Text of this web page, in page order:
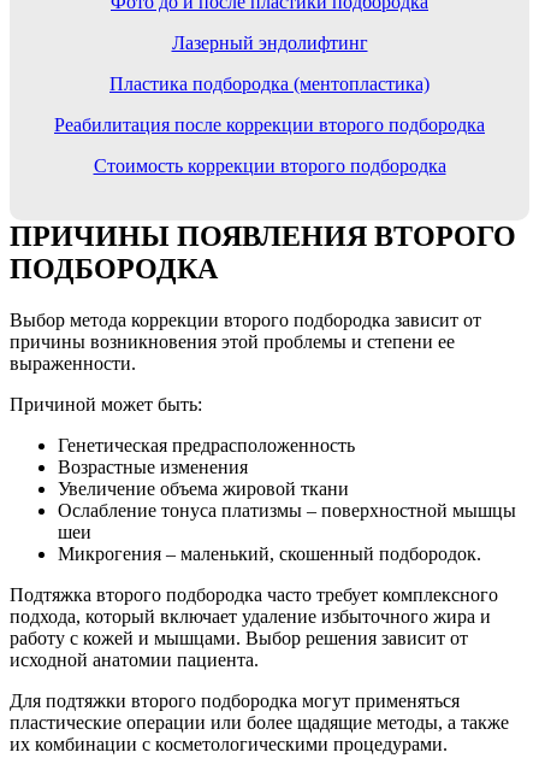
Лазерный эндолифтинг
Пластика подбородка (ментопластика)
Реабилитация после коррекции второго подбородка
Стоимость коррекции второго подбородка
ПРИЧИНЫ ПОЯВЛЕНИЯ ВТОРОГО
ПОДБОРОДКА
Выбор метода коррекции второго подбородка зависит от
причины возникновения этой проблемы и степени ее
выраженности.
Причиной может быть:
Генетическая предрасположенность
Возрастные изменения
Увеличение объема жировой ткани
Ослабление тонуса платизмы – поверхностной мышцы
шеи
Микрогения – маленький, скошенный подбородок.
Подтяжка второго подбородка часто требует комплексного
подхода, который включает удаление избыточного жира и
работу с кожей и мышцами. Выбор решения зависит от
исходной анатомии пациента.
Для подтяжки второго подбородка могут применяться
пластические операции или более щадящие методы, а также
их комбинации с косметологическими процедурами.